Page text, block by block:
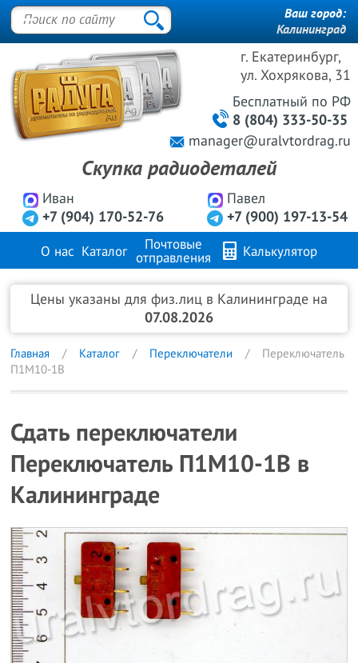
г. Екатеринбург,
ул. Хохрякова, 31
Иван
+7 (904) 170-52-76
Павел
+7 (900) 197-13-54
Бесплатный по РФ
8 (804) 333-50-35
manager@uralvtordrag.ru
Скупка радиодеталей
Ваш город:
Калининград
О нас Каталог
Почтовые
отправления
Калькулятор
Продажа металлов FAQ
Цены указаны для физ.лиц в Калининграде на
07.08.2026
Главная Каталог Переключатели
Переключатель
П1М10-1В
Сдать переключатели
Переключатель П1М10-1В в
Калининграде